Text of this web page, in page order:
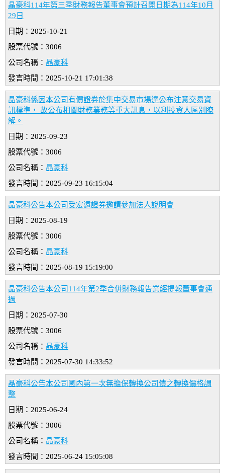
晶豪科114年第三季財務報告董事會預計召開日期為114年10月
29日
日期：2025-10-21
股票代號：3006
公司名稱： 晶豪科
發言時間：2025-10-21 17:01:38
晶豪科係因本公司有價證券於集中交易市場達公布注意交易資
訊標準， 故公布相關財務業務等重大訊息，以利投資人區別瞭
解。
日期：2025-09-23
股票代號：3006
公司名稱： 晶豪科
發言時間：2025-09-23 16:15:04
晶豪科公告本公司受宏遠證券邀請參加法人說明會
日期：2025-08-19
股票代號：3006
公司名稱： 晶豪科
發言時間：2025-08-19 15:19:00
晶豪科公告本公司114年第2季合併財務報告業經提報董事會通
過
日期：2025-07-30
股票代號：3006
公司名稱： 晶豪科
發言時間：2025-07-30 14:33:52
晶豪科公告本公司國內第一次無擔保轉換公司債之轉換價格調
整
日期：2025-06-24
股票代號：3006
公司名稱： 晶豪科
發言時間：2025-06-24 15:05:08